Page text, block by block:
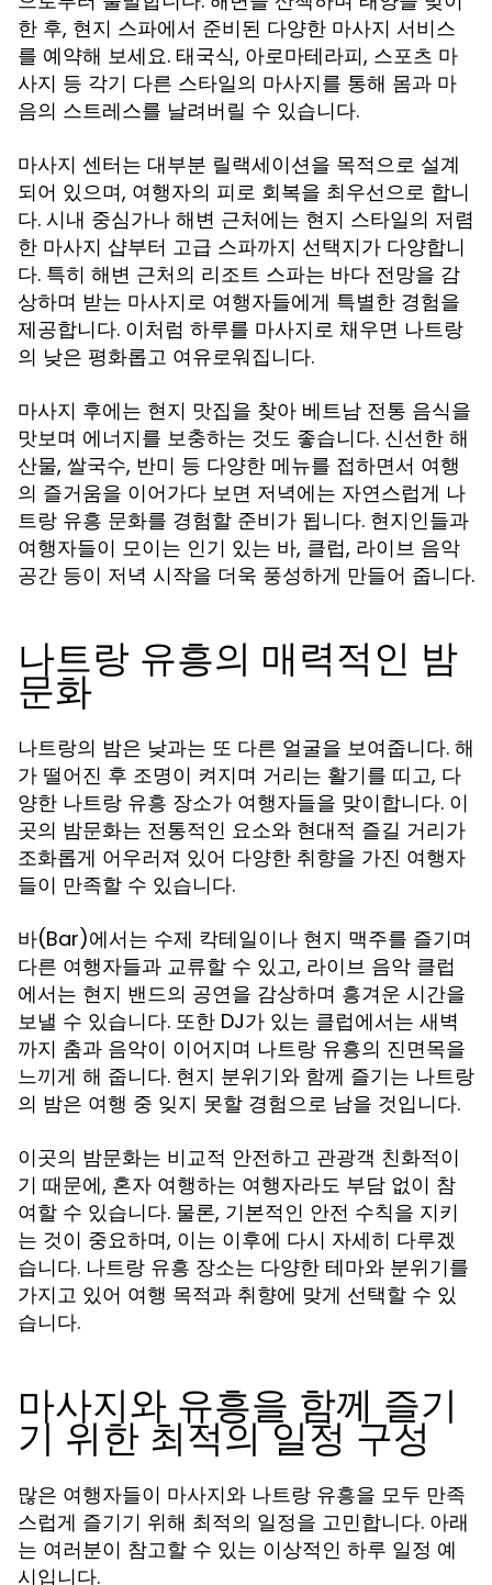
한 후, 현지 스파에서 준비된 다양한 마사지 서비스
를 예약해 보세요. 태국식, 아로마테라피, 스포츠 마
사지 등 각기 다른 스타일의 마사지를 통해 몸과 마
음의 스트레스를 날려버릴 수 있습니다.
마사지 센터는 대부분 릴랙세이션을 목적으로 설계
되어 있으며, 여행자의 피로 회복을 최우선으로 합니
다. 시내 중심가나 해변 근처에는 현지 스타일의 저렴
한 마사지 샵부터 고급 스파까지 선택지가 다양합니
다. 특히 해변 근처의 리조트 스파는 바다 전망을 감
상하며 받는 마사지로 여행자들에게 특별한 경험을
제공합니다. 이처럼 하루를 마사지로 채우면 나트랑
의 낮은 평화롭고 여유로워집니다.
마사지 후에는 현지 맛집을 찾아 베트남 전통 음식을
맛보며 에너지를 보충하는 것도 좋습니다. 신선한 해
산물, 쌀국수, 반미 등 다양한 메뉴를 접하면서 여행
의 즐거움을 이어가다 보면 저녁에는 자연스럽게 나
트랑 유흥 문화를 경험할 준비가 됩니다. 현지인들과
여행자들이 모이는 인기 있는 바, 클럽, 라이브 음악
공간 등이 저녁 시작을 더욱 풍성하게 만들어 줍니다.
나트랑 유흥의 매력적인 밤
문화
나트랑의 밤은 낮과는 또 다른 얼굴을 보여줍니다. 해
가 떨어진 후 조명이 켜지며 거리는 활기를 띠고, 다
양한 나트랑 유흥 장소가 여행자들을 맞이합니다. 이
곳의 밤문화는 전통적인 요소와 현대적 즐길 거리가
조화롭게 어우러져 있어 다양한 취향을 가진 여행자
들이 만족할 수 있습니다.
바(Bar)에서는 수제 칵테일이나 현지 맥주를 즐기며
다른 여행자들과 교류할 수 있고, 라이브 음악 클럽
에서는 현지 밴드의 공연을 감상하며 흥겨운 시간을
보낼 수 있습니다. 또한 DJ가 있는 클럽에서는 새벽
까지 춤과 음악이 이어지며 나트랑 유흥의 진면목을
느끼게 해 줍니다. 현지 분위기와 함께 즐기는 나트랑
의 밤은 여행 중 잊지 못할 경험으로 남을 것입니다.
이곳의 밤문화는 비교적 안전하고 관광객 친화적이
기 때문에, 혼자 여행하는 여행자라도 부담 없이 참
여할 수 있습니다. 물론, 기본적인 안전 수칙을 지키
는 것이 중요하며, 이는 이후에 다시 자세히 다루겠
습니다. 나트랑 유흥 장소는 다양한 테마와 분위기를
가지고 있어 여행 목적과 취향에 맞게 선택할 수 있
습니다.
마사지와 유흥을 함께 즐기
기 위한 최적의 일정 구성
많은 여행자들이 마사지와 나트랑 유흥을 모두 만족
스럽게 즐기기 위해 최적의 일정을 고민합니다. 아래
는 여러분이 참고할 수 있는 이상적인 하루 일정 예
시입니다.